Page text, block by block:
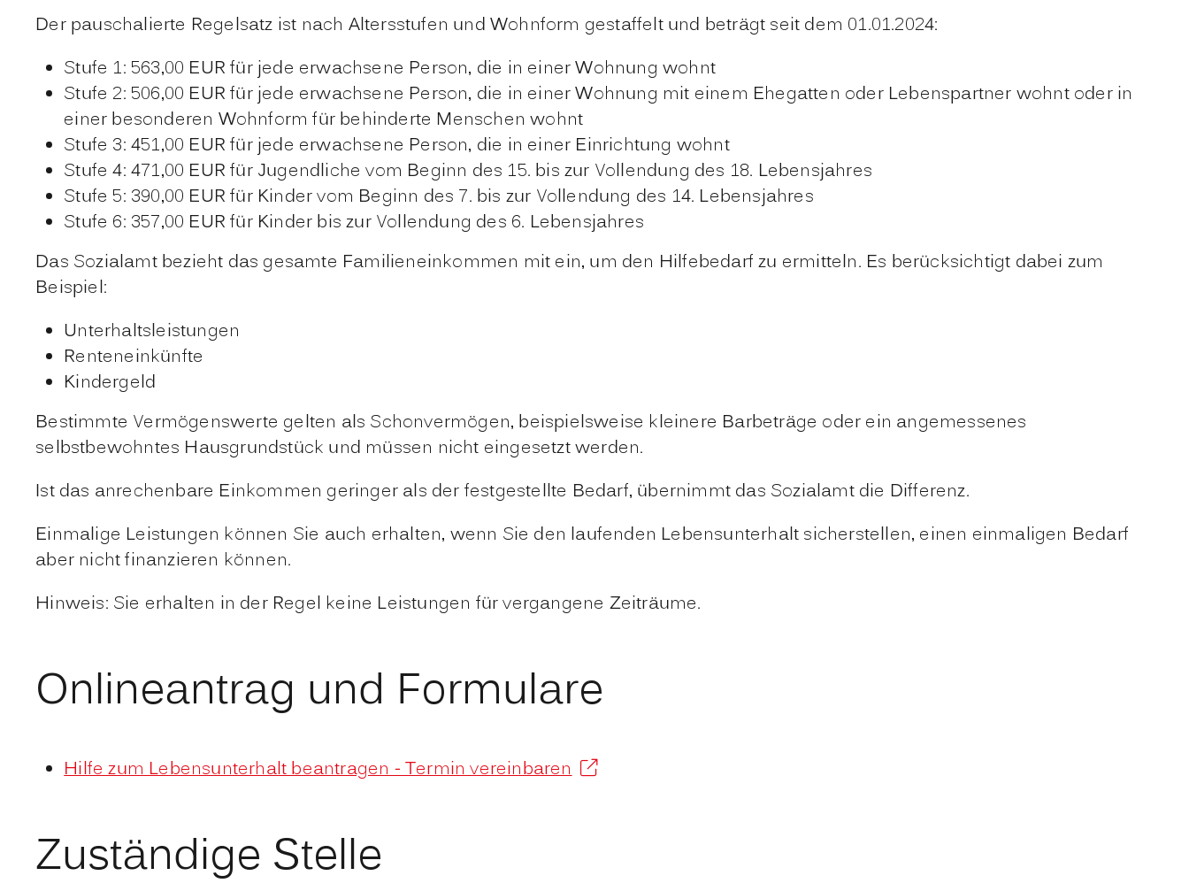
Der pauschalierte Regelsatz ist nach Altersstufen und Wohnform gestaffelt und beträgt seit dem 01.01.2024:
Stufe 1: 563,00 EUR für jede erwachsene Person, die in einer Wohnung wohnt
Stufe 2: 506,00 EUR für jede erwachsene Person, die in einer Wohnung mit einem Ehegatten oder Lebenspartner wohnt oder in
einer besonderen Wohnform für behinderte Menschen wohnt
Stufe 3: 451,00 EUR für jede erwachsene Person, die in einer Einrichtung wohnt
Stufe 4: 471,00 EUR für Jugendliche vom Beginn des 15. bis zur Vollendung des 18. Lebensjahres
Stufe 5: 390,00 EUR für Kinder vom Beginn des 7. bis zur Vollendung des 14. Lebensjahres
Stufe 6: 357,00 EUR für Kinder bis zur Vollendung des 6. Lebensjahres
Das Sozialamt bezieht das gesamte Familieneinkommen mit ein, um den Hilfebedarf zu ermitteln. Es berücksichtigt dabei zum
Beispiel:
Unterhaltsleistungen
Renteneinkünfte
Kindergeld
Bestimmte Vermögenswerte gelten als Schonvermögen, beispielsweise kleinere Barbeträge oder ein angemessenes
selbstbewohntes Hausgrundstück und müssen nicht eingesetzt werden.
Ist das anrechenbare Einkommen geringer als der festgestellte Bedarf, übernimmt das Sozialamt die Differenz.
Einmalige Leistungen können Sie auch erhalten, wenn Sie den laufenden Lebensunterhalt sicherstellen, einen einmaligen Bedarf
aber nicht finanzieren können.
Hinweis: Sie erhalten in der Regel keine Leistungen für vergangene Zeiträume.
Onlineantrag und Formulare
Hilfe zum Lebensunterhalt beantragen - Termin vereinbaren
Zuständige Stelle